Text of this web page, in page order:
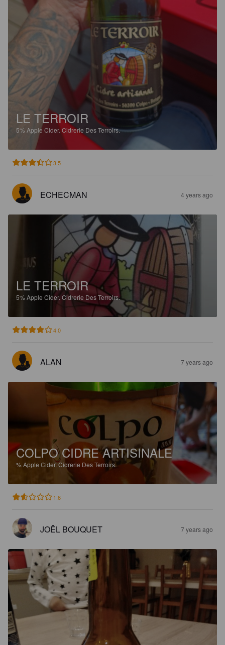
LE TERROIR
5% Apple Cider.Cidrerie Des Terroirs.
3.5
ECHECMAN 4 years ago
LE TERROIR
5%Apple Cider.Cidrerie Des Terroirs.
4.0
ALAN 7 years ago
COLPO CIDRE ARTISINALE
%Apple Cider.Cidrerie Des Terroirs.
1.6
JOËL BOUQUET 7 years ago